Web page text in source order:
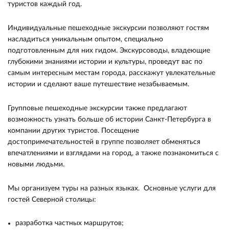
туристов каждый год.
Индивидуальные пешеходные экскурсии позволяют гостям
насладиться уникальным опытом, специально
подготовленным для них гидом. Экскурсоводы, владеющие
глубокими знаниями истории и культуры, проведут вас по
самым интересным местам города, расскажут увлекательные
истории и сделают ваше путешествие незабываемым.
Групповые пешеходные экскурсии также предлагают
возможность узнать больше об истории Санкт-Петербурга в
компании других туристов. Посещение
достопримечательностей в группе позволяет обменяться
впечатлениями и взглядами на город, а также познакомиться с
новыми людьми.
Мы организуем туры на разных языках. Основные услуги для
гостей Северной столицы:
разработка частных маршрутов;